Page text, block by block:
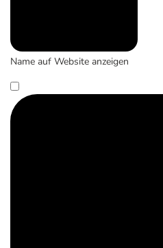
Name auf Website anzeigen